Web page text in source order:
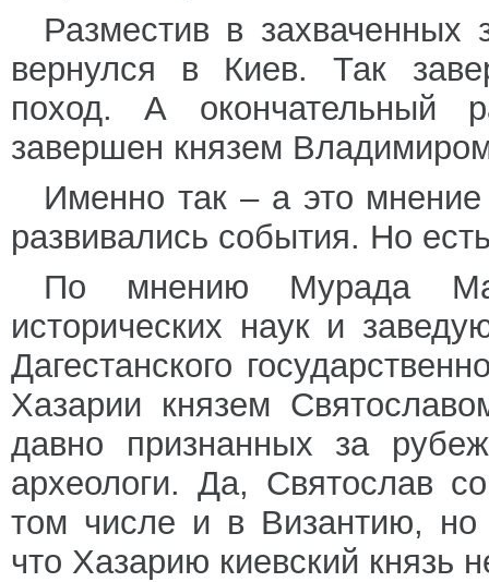
Разместив в
вернулся в Киев. Так
поход. А окончательный
завершен князем
Именно так – а это
развивались события. Но
По мнению Мурада
исторических наук и
Дагестанского
Хазарии князем
давно признанных за
археологи. Да, Святослав
том числе и в Византию, но
что Хазарию киевский князь